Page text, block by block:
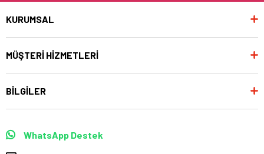
KURUMSAL
MÜŞTERİ HİZMETLERİ
BİLGİLER
WhatsApp Destek